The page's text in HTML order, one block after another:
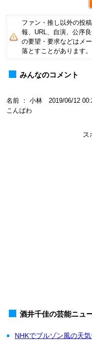
ファン・推し以外の投
報、URL、自演、公序
の要望・要求などはメ
落とすことがあります。
みんなのコメント
名前 ： 小林 2019/06/12
こんばわ
ス
酒井千佳の芸能ニュ
NHKでブルゾン風の天